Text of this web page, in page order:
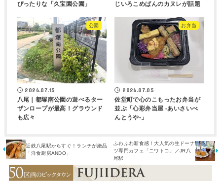
ぴったりな「久宝園公園」
じいろこめぱんのカヌレが話題
公園
2026.07.15
八尾｜都塚南公園の遊べるター
ザンロープが最高！グラウンド
も広々
お弁当
2026.07.05
佐堂町で心のこもったお弁当が
並ぶ「心彩弁当屋 -あいさいべ
んとうや-」
近鉄八尾駅からすぐ！ランチが絶品
「洋食厨房ANDO」
ふわふわ新食感！大人気の生ドーナ
ツ専門カフェ「ニワトコ」／JR八
尾駅